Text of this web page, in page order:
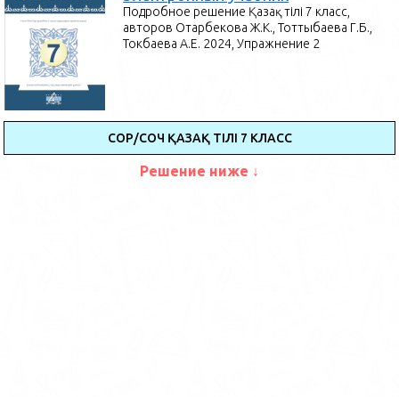
Подробное решение Қазақ тілі 7 класс,
авторов Отарбекова Ж.К., Тоттыбаева Г.Б.,
Токбаева А.Е. 2024, Упражнение 2
СОР/СОЧ ҚАЗАҚ ТІЛІ 7 КЛАСС
Решение ниже ↓